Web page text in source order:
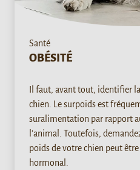
Santé
OBÉSITÉ
Il faut, avant tout, identifier
chien. Le surpoids est
suralimentation par rapport
l'animal. Toutefois,
poids de votre chien peut
hormonal.